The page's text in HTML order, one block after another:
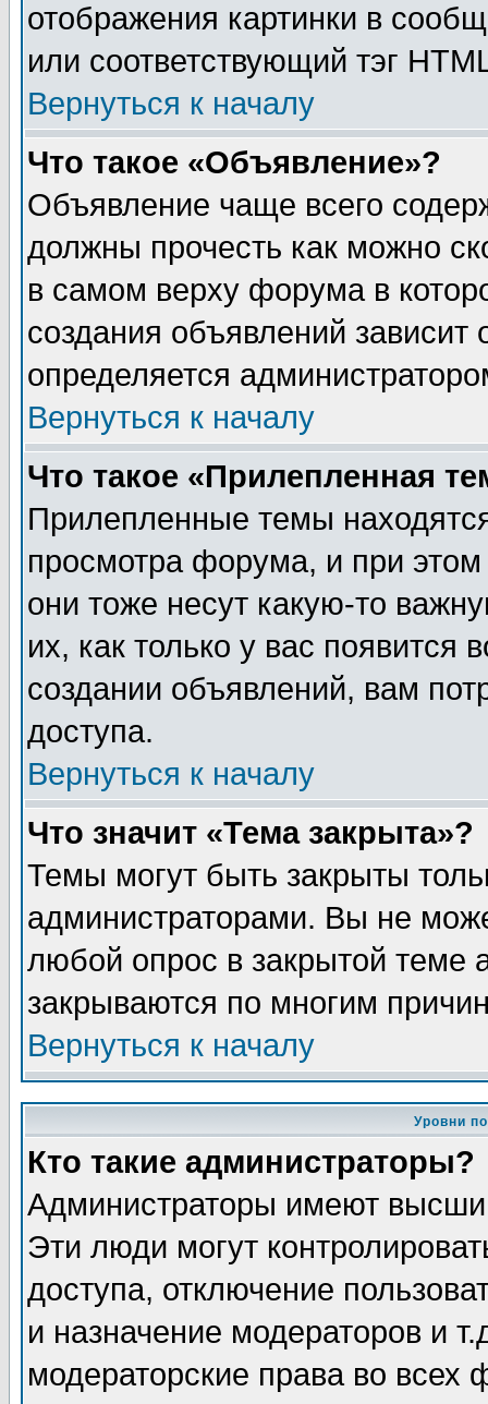
отображения картинки в
или соответствующий тэг
Вернуться к началу
Что такое «Объявление»?
Объявление чаще всего
должны прочесть как можно
в самом верху форума в
создания объявлений зависит
определяется
Вернуться к началу
Что такое «Прилепленная
Прилепленные темы
просмотра форума, и при
они тоже несут какую-то
их, как только у вас появится
создании объявлений, вам
доступа.
Вернуться к началу
Что значит «Тема закрыта»?
Темы могут быть закрыты
администраторами. Вы не
любой опрос в закрытой теме
закрываются по многим
Вернуться к началу
Уровни
Кто такие администраторы?
Администраторы имеют
Эти люди могут
доступа, отключение
и назначение модераторов и
модераторские права во всех